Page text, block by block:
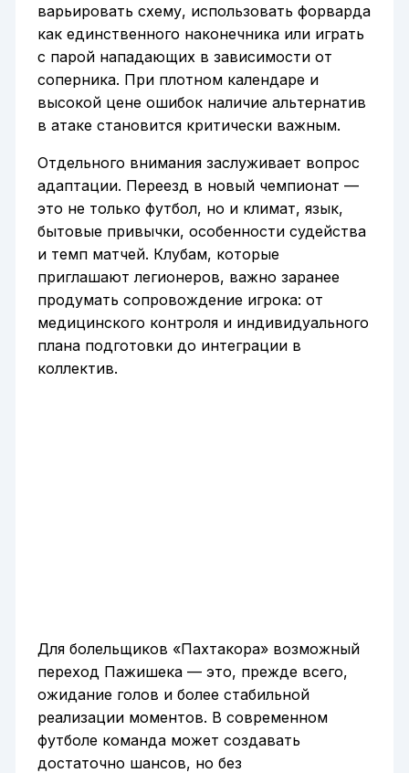
варьировать схему, использовать форварда
как единственного наконечника или играть
с парой нападающих в зависимости от
соперника. При плотном календаре и
высокой цене ошибок наличие альтернатив
в атаке становится критически важным.
Отдельного внимания заслуживает вопрос
адаптации. Переезд в новый чемпионат —
это не только футбол, но и климат, язык,
бытовые привычки, особенности судейства
и темп матчей. Клубам, которые
приглашают легионеров, важно заранее
продумать сопровождение игрока: от
медицинского контроля и индивидуального
плана подготовки до интеграции в
коллектив.
Для болельщиков «Пахтакора» возможный
переход Пажишека — это, прежде всего,
ожидание голов и более стабильной
реализации моментов. В современном
футболе команда может создавать
достаточно шансов, но без